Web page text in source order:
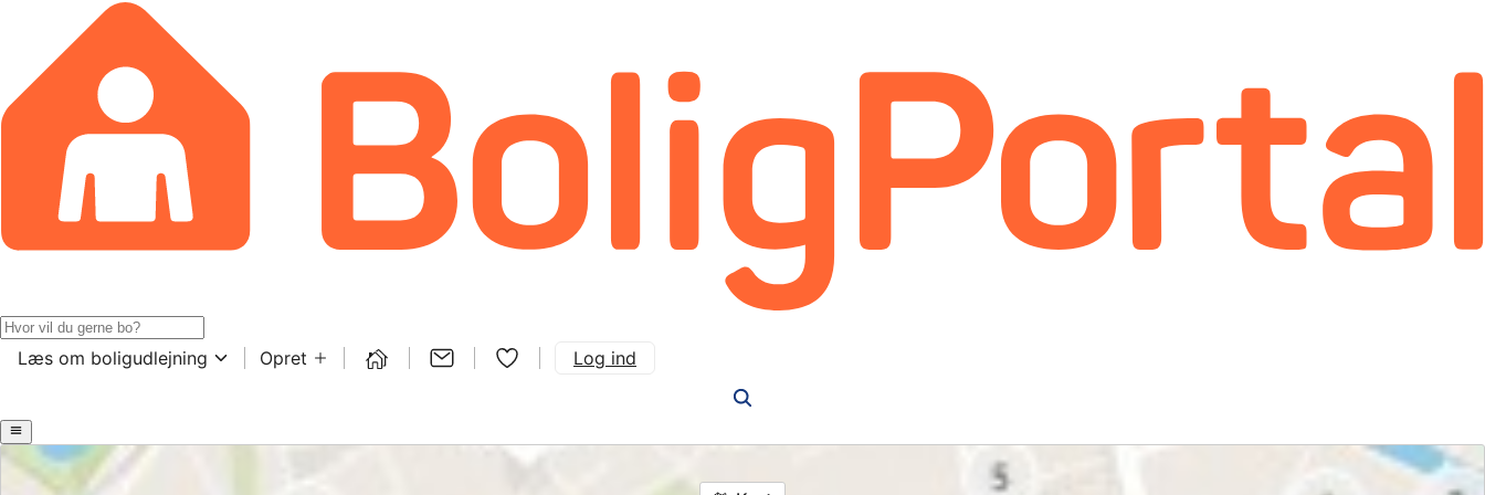
Læs om boligudlejning Opret Log ind